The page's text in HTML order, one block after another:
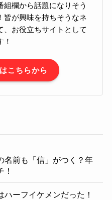
組欄から話題になりそう
皆が興味を持ちそうなネ
、お役立ちサイトとして
こちらから
名前も「信」がつく？年
ハーフイケメンだった！